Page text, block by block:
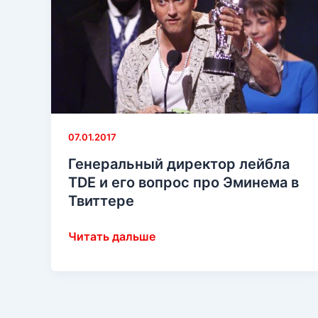
07.01.2017
Генеральный директор лейбла
TDE и его вопрос про Эминема в
Твиттере
Генеральный
Читать дальше